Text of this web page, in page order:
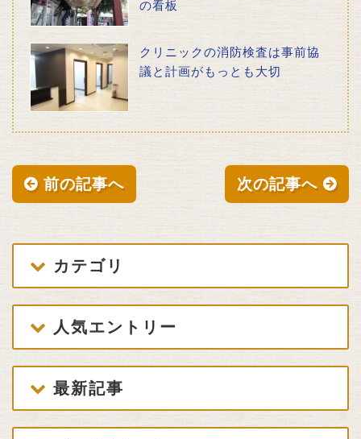
の看板
クリニックの消防検査は事前協
議と計画がもっとも大切
前の記事へ 次の記事へ
カテゴリ
人気エントリー
最新記事